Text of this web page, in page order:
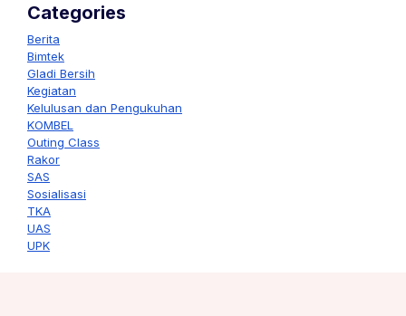
Categories
Berita
Bimtek
Gladi Bersih
Kegiatan
Kelulusan dan Pengukuhan
KOMBEL
Outing Class
Rakor
SAS
Sosialisasi
TKA
UAS
UPK